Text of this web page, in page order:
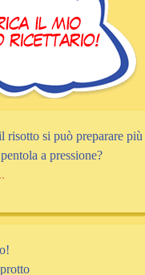
risotto si può preparare
a pressione?